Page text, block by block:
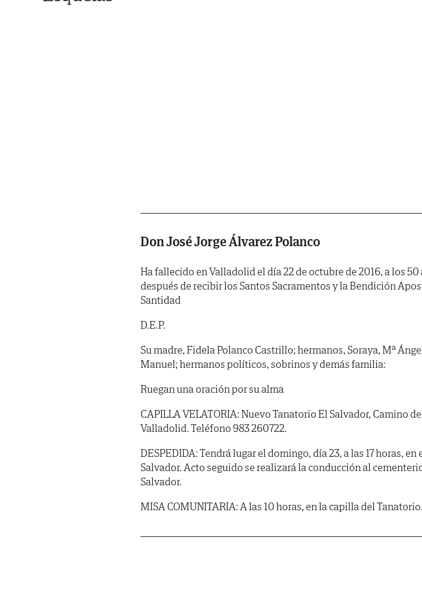
Don José Jorge Álvarez Polanco
Ha fallecido en Valladolid el día 22 de octubre de 2016, a los 50
después de recibir los Santos Sacramentos y la Bendición
Santidad
D.E.P.
Su madre, Fidela Polanco Castrillo; hermanos, Soraya, Mª
Manuel; hermanos políticos, sobrinos y demás familia:
Ruegan una oración por su alma
CAPILLA VELATORIA: Nuevo Tanatorio El Salvador, Camino
Valladolid. Teléfono 983 260722.
DESPEDIDA: Tendrá lugar el domingo, día 23, a las 17 horas,
Salvador. Acto seguido se realizará la conducción al
Salvador.
MISA COMUNITARIA: A las 10 horas, en la capilla del Tanatorio.